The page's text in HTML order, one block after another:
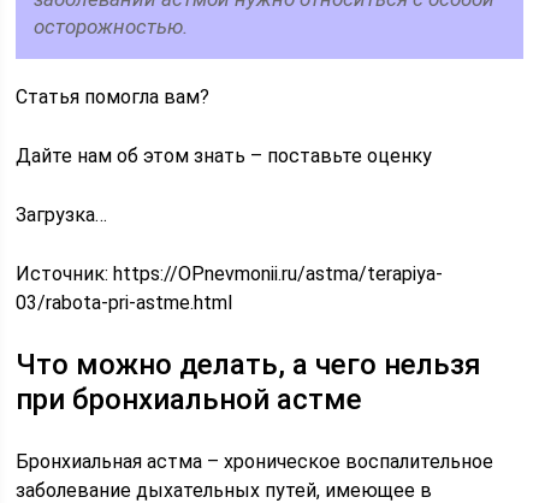
осторожностью.
Статья помогла вам?
Дайте нам об этом знать – поставьте оценку
Загрузка…
Источник:https://OPnevmonii.ru/astma/terapiya-
03/rabota-pri-astme.html
Что можно делать, а чего нельзя
при бронхиальной астме
Бронхиальная астма – хроническое воспалительное
заболевание дыхательных путей, имеющее в